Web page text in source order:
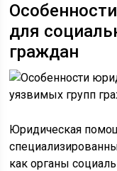
для
граждан
Юридическая
как органы